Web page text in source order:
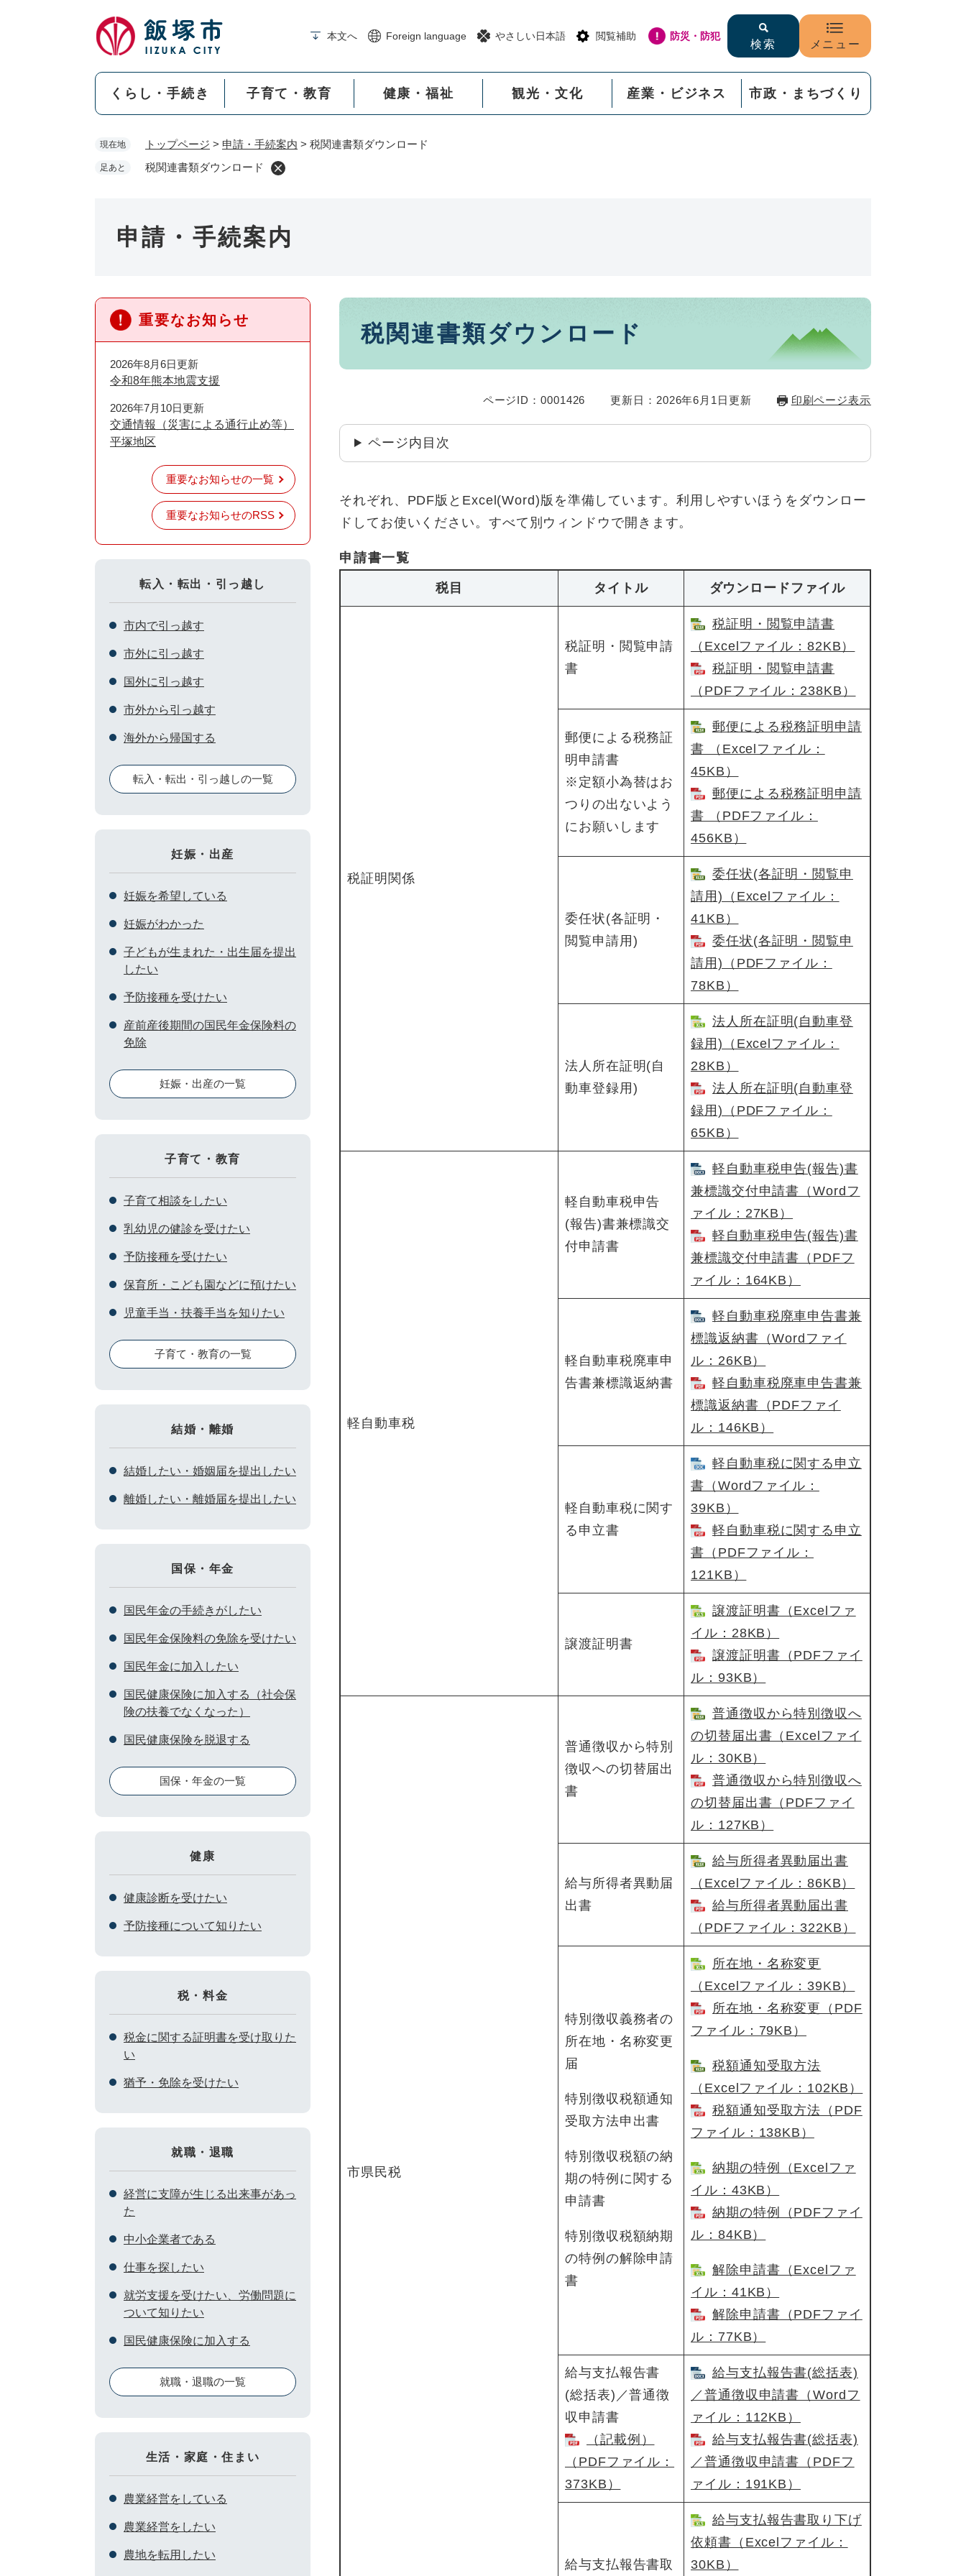
本文へ Foreign language やさしい日本語 閲覧補助 防災・防犯
検索 メニュー
くらし・手続き 子育て・教育 健康・福祉 観光・文化 産業・ビジネス 市政・まちづくり
現在地 トップページ > 申請・手続案内 > 税関連書類ダウンロード
足あと 税関連書類ダウンロード
申請・手続案内
本
税関連書類ダウンロード
ページID：0001426 更新日：2026年6月1日更新 印刷ページ表示
ページ内目次
それぞれ、PDF版とExcel(Word)版を準備しています。利用しやすいほうをダウンロー
ドしてお使いください。すべて別ウィンドウで開きます。
申請書一覧
税目 タイトル ダウンロードファイル
税証明関係
税証明・閲覧申請
書
税証明・閲覧申請書
（Excelファイル：82KB）
税証明・閲覧申請書
（PDFファイル：238KB）
郵便による税務証
明申請書
※定額小為替はお
つりの出ないよう
にお願いします
郵便による税務証明申請
書 （Excelファイル：
45KB）
郵便による税務証明申請
書 （PDFファイル：
456KB）
委任状(各証明・
閲覧申請用)
委任状(各証明・閲覧申
請用)（Excelファイル：
41KB）
委任状(各証明・閲覧申
請用)​（PDFファイル：
78KB）
法人所在証明(自
動車登録用)
法人所在証明(自動車登
録用)​（Excelファイル：
28KB）
法人所在証明(自動車登
録用)​（PDFファイル：
65KB）
軽自動車税
軽自動車税申告
(報告)書兼標識交
付申請書
軽自動車税申告(報告)書
兼標識交付申請書（Wordフ
ァイル：27KB）
軽自動車税申告(報告)書
兼標識交付申請書​（PDFフ
ァイル：164KB）
軽自動車税廃車申
告書兼標識返納書
軽自動車税廃車申告書兼
標識返納書​（Wordファイ
ル：26KB）
軽自動車税廃車申告書兼
標識返納書（PDFファイ
ル：146KB）
軽自動車税に関す
る申立書
軽自動車税に関する申立
書（Wordファイル：
39KB）
軽自動車税に関する申立
書​（PDFファイル：
121KB）
譲渡証明書
譲渡証明書（Excelファ
イル：28KB）
譲渡証明書​（PDFファイ
ル：93KB）
市県民税
普通徴収から特別
徴収への切替届出
書
普通徴収から特別徴収へ
の切替届出書​（Excelファイ
ル：30KB）
普通徴収から特別徴収へ
の切替届出書​（PDFファイ
ル：127KB）
給与所得者異動届
出書
給与所得者異動届出書
（Excelファイル：86KB）
給与所得者異動届出書​
（PDFファイル：322KB）
特別徴収義務者の
所在地・名称変更
届
特別徴収税額通知
受取方法申出書
特別徴収税額の納
期の特例に関する
申請書
特別徴収税額納期
の特例の解除申請
書
所在地・名称変更
（Excelファイル：39KB）
所在地・名称変更（PDF
ファイル：79KB）
税額通知受取方法
（Excelファイル：102KB）
税額通知受取方法（PDF
ファイル：138KB）
納期の特例（Excelファ
イル：43KB）
納期の特例（PDFファイ
ル：84KB）
解除申請書（Excelファ
イル：41KB）
解除申請書（PDFファイ
ル：77KB）
給与支払報告書
(総括表)／普通徴
収申請書
（記載例）
（PDFファイル：
373KB）
給与支払報告書(総括表)
／普通徴収申請書（Wordフ
ァイル：112KB）
給与支払報告書(総括表)
／普通徴収申請書​（PDFフ
ァイル：191KB）
給与支払報告書取
給与支払報告書取り下げ
依頼書​（Excelファイル：
30KB）
重要なお知らせ
2026年8月6日更新
令和8年熊本地震支援
2026年7月10日更新
交通情報（災害による通行止め等）
平塚地区
重要なお知らせの一覧
重要なお知らせのRSS
転入・転出・引っ越し
市内で引っ越す
市外に引っ越す
国外に引っ越す
市外から引っ越す
海外から帰国する
転入・転出・引っ越しの一覧
妊娠・出産
妊娠を希望している
妊娠がわかった
子どもが生まれた・出生届を提出
したい
予防接種を受けたい
産前産後期間の国民年金保険料の
免除
妊娠・出産の一覧
子育て・教育
子育て相談をしたい
乳幼児の健診を受けたい
予防接種を受けたい
保育所・こども園などに預けたい
児童手当・扶養手当を知りたい
子育て・教育の一覧
結婚・離婚
結婚したい・婚姻届を提出したい
離婚したい・離婚届を提出したい
国保・年金
国民年金の手続きがしたい
国民年金保険料の免除を受けたい
国民年金に加入したい
国民健康保険に加入する（社会保
険の扶養でなくなった）
国民健康保険を脱退する
国保・年金の一覧
健康
健康診断を受けたい
予防接種について知りたい
税・料金
税金に関する証明書を受け取りた
い
猶予・免除を受けたい
就職・退職
経営に支障が生じる出来事があっ
た
中小企業者である
仕事を探したい
就労支援を受けたい、労働問題に
ついて知りたい
国民健康保険に加入する
就職・退職の一覧
生活・家庭・住まい
農業経営をしている
農業経営をしたい
農地を転用したい